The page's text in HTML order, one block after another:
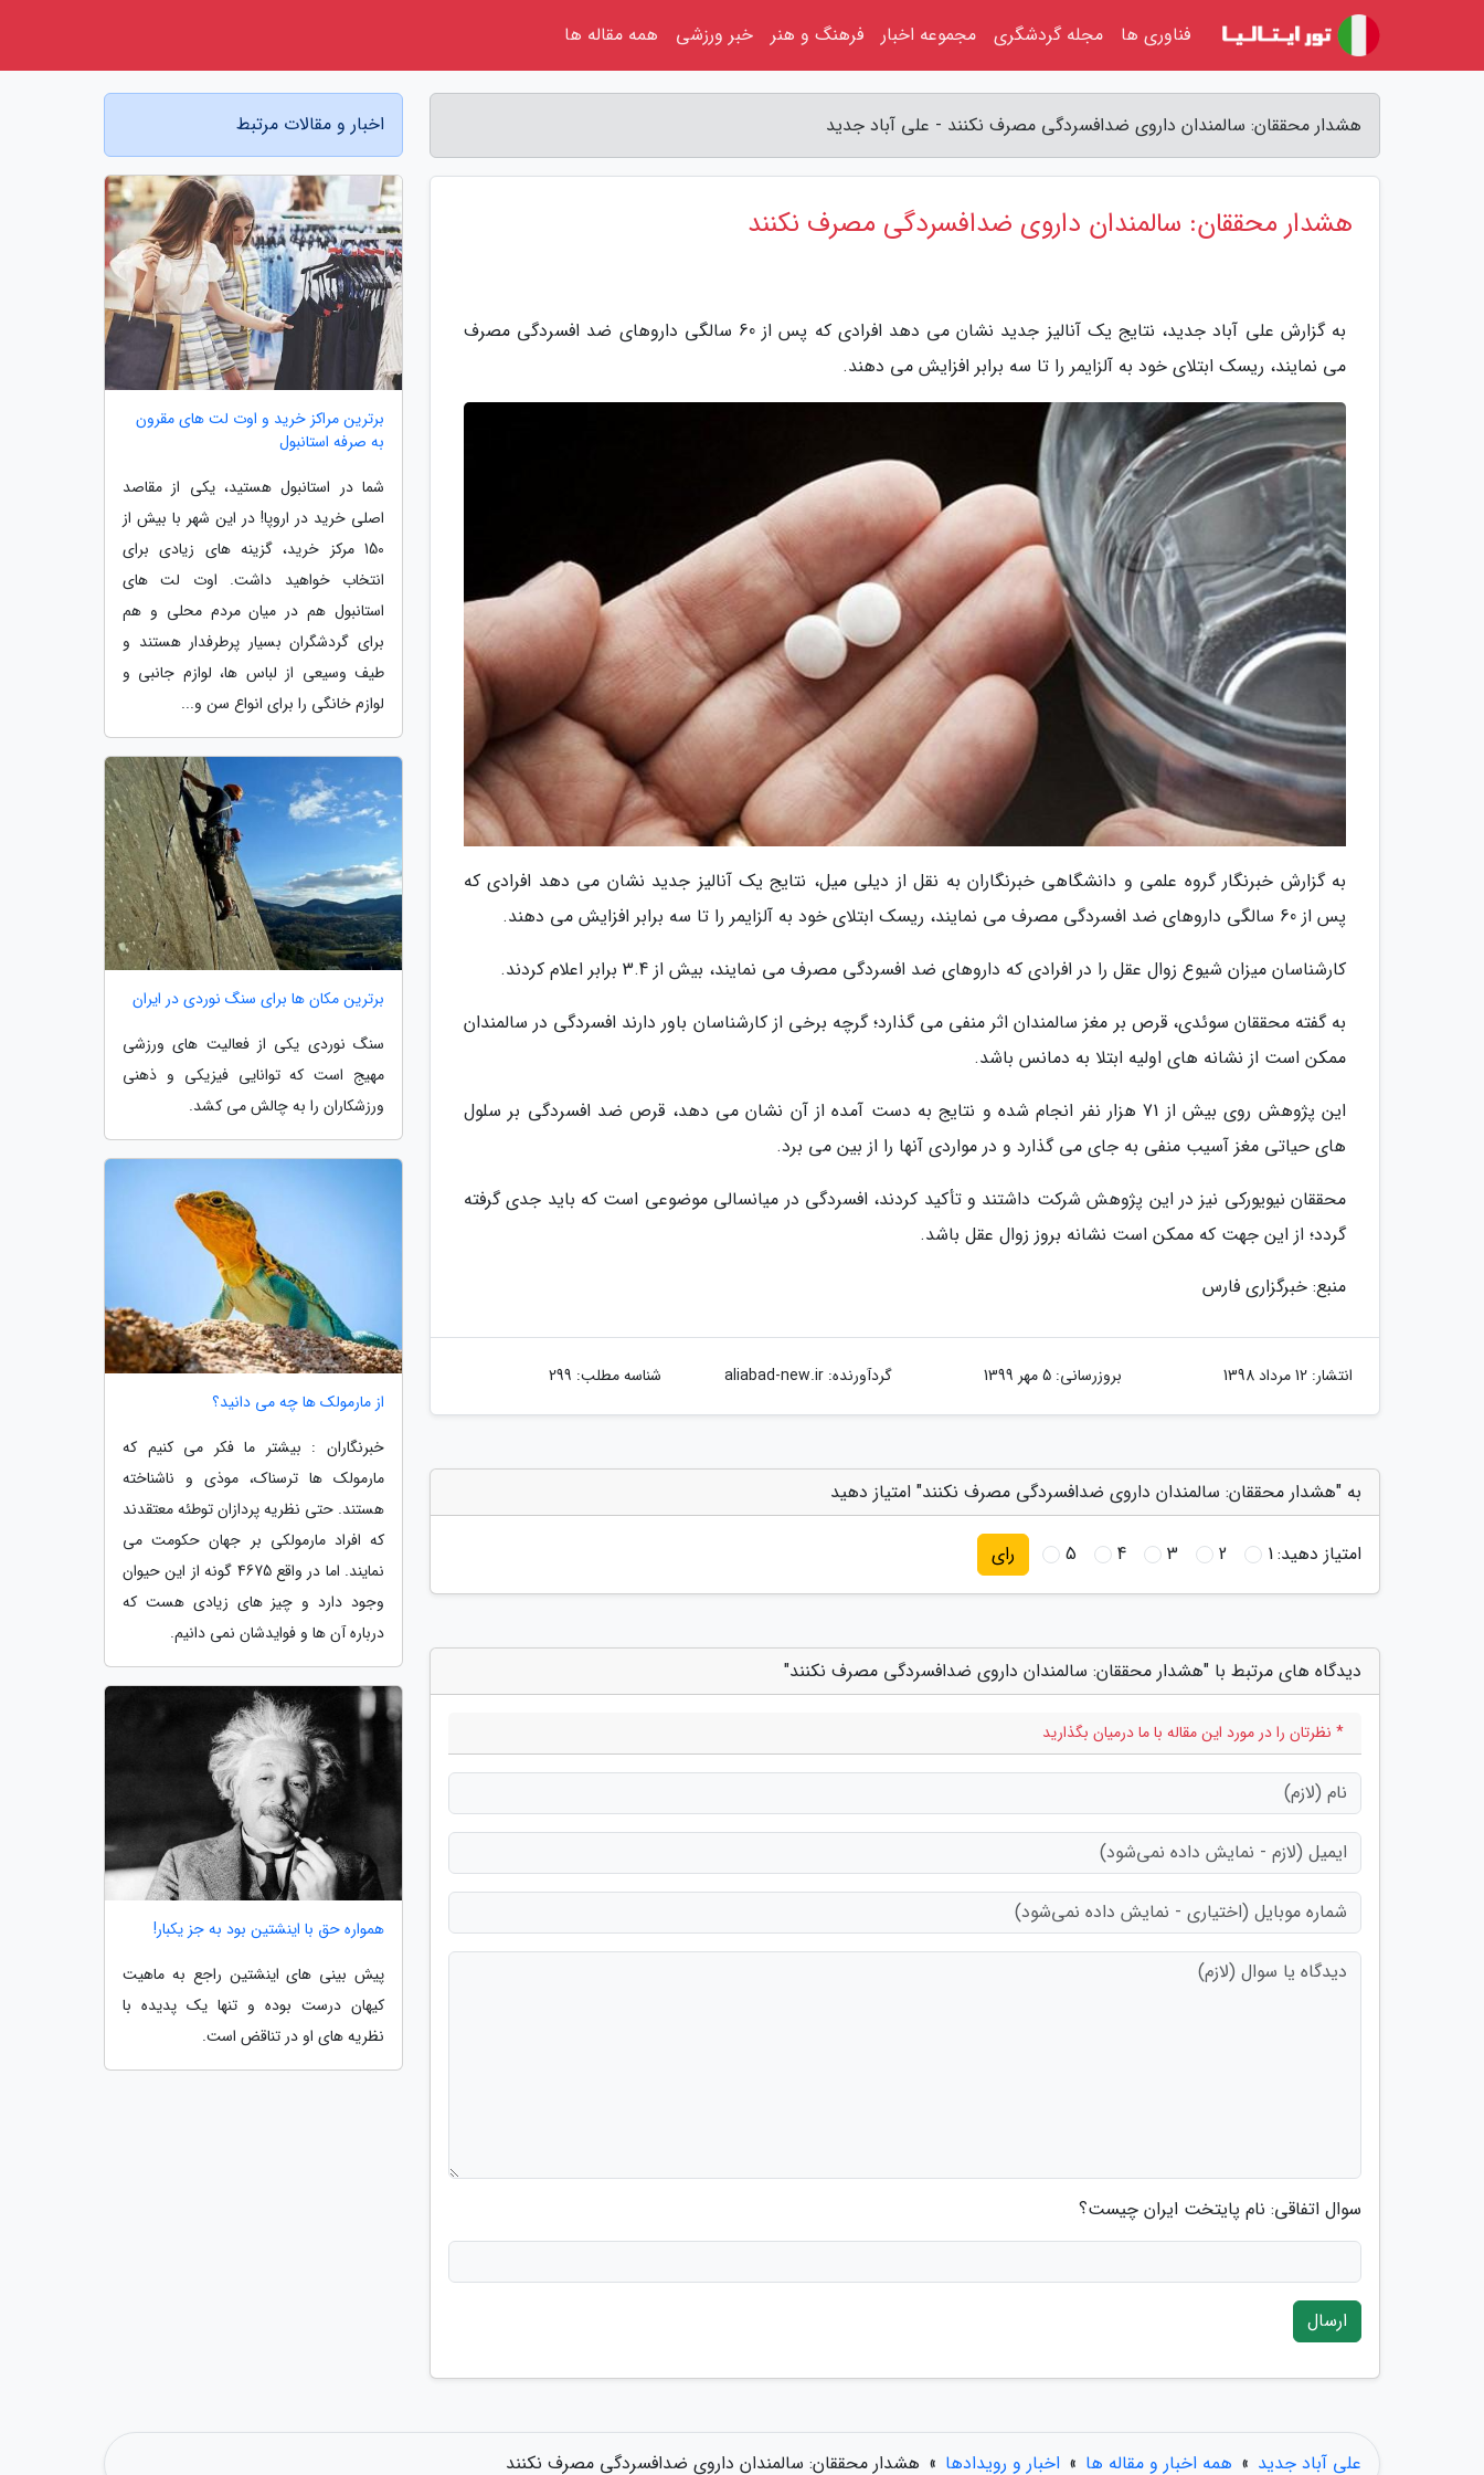
هشدار محققان: سالمندان داروی ضدافسردگی مصرف نکنند - علی آباد جدید
هشدار محققان: سالمندان داروی ضدافسردگی مصرف نکنند
به گزارش علی آباد جدید، نتایج یک آنالیز جدید نشان می دهد افرادی که پس از 60 سالگی داروهای ضد افسردگی مصرف
می نمایند، ریسک ابتلای خود به آلزایمر را تا سه برابر افزایش می دهند.
به گزارش خبرنگار گروه علمی و دانشگاهی خبرنگاران به نقل از دیلی میل، نتایج یک آنالیز جدید نشان می دهد افرادی که
پس از 60 سالگی داروهای ضد افسردگی مصرف می نمایند، ریسک ابتلای خود به آلزایمر را تا سه برابر افزایش می دهند.
کارشناسان میزان شیوع زوال عقل را در افرادی که داروهای ضد افسردگی مصرف می نمایند، بیش از 3.4 برابر اعلام کردند.
به گفته محققان سوئدی، قرص بر مغز سالمندان اثر منفی می گذارد؛ گرچه برخی از کارشناسان باور دارند افسردگی در سالمندان
ممکن است از نشانه های اولیه ابتلا به دمانس باشد.
این پژوهش روی بیش از 71 هزار نفر انجام شده و نتایج به دست آمده از آن نشان می دهد، قرص ضد افسردگی بر سلول
های حیاتی مغز آسیب منفی به جای می گذارد و در مواردی آنها را از بین می برد.
محققان نیویورکی نیز در این پژوهش شرکت داشتند و تأکید کردند، افسردگی در میانسالی موضوعی است که باید جدی گرفته
گردد؛ از این جهت که ممکن است نشانه بروز زوال عقل باشد.
منبع: خبرگزاری فارس
انتشار: 12 مرداد 1398 بروزرسانی: 5 مهر 1399 گردآورنده:aliabad-new.ir شناسه مطلب: 299
به "هشدار محققان: سالمندان داروی ضدافسردگی مصرف نکنند" امتیاز دهید
امتیاز دهید:1
2
3
4
5 رای
دیدگاه های مرتبط با "هشدار محققان: سالمندان داروی ضدافسردگی مصرف نکنند"
* نظرتان را در مورد این مقاله با ما درمیان بگذارید
سوال اتفاقی: نام پایتخت ایران چیست؟
ارسال
اخبار و مقالات مرتبط
برترین مراکز خرید و اوت لت های مقرون
به صرفه استانبول
شما در استانبول هستید، یکی از مقاصد
اصلی خرید در اروپا! در این شهر با بیش از
150 مرکز خرید، گزینه های زیادی برای
انتخاب خواهید داشت. اوت لت های
استانبول هم در میان مردم محلی و هم
برای گردشگران بسیار پرطرفدار هستند و
طیف وسیعی از لباس ها، لوازم جانبی و
لوازم خانگی را برای انواع سن و...
برترین مکان ها برای سنگ نوردی در ایران
سنگ نوردی یکی از فعالیت های ورزشی
مهیج است که توانایی فیزیکی و ذهنی
ورزشکاران را به چالش می کشد.
از مارمولک ها چه می دانید؟
خبرنگاران : بیشتر ما فکر می کنیم که
مارمولک ها ترسناک، موذی و ناشناخته
هستند. حتی نظریه پردازان توطئه معتقدند
که افراد مارمولکی بر جهان حکومت می
نمایند. اما در واقع 4675 گونه از این حیوان
وجود دارد و چیز های زیادی هست که
درباره آن ها و فوایدشان نمی دانیم.
همواره حق با اینشتین بود به جز یکبار!
پیش بینی های اینشتین راجع به ماهیت
کیهان درست بوده و تنها یک پدیده با
نظریه های او در تناقض است.
علی آباد جدید » همه اخبار و مقاله ها » اخبار و رویدادها » هشدار محققان: سالمندان داروی ضدافسردگی مصرف نکنند
فناوری ها مجله گردشگری مجموعه اخبار فرهنگ و هنر خبر ورزشی همه مقاله ها